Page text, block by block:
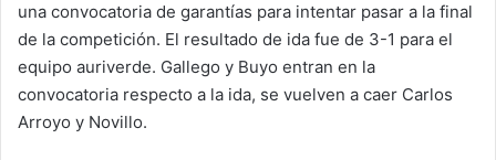
una convocatoria de garantías para intentar pasar a la final
de la competición. El resultado de ida fue de 3-1 para el
equipo auriverde. Gallego y Buyo entran en la
convocatoria respecto a la ida, se vuelven a caer Carlos
Arroyo y Novillo.